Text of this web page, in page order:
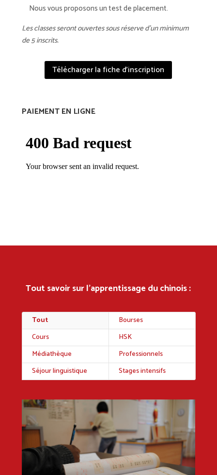
Nous vous proposons un test de placement.
Les classes seront ouvertes sous réserve d’un minimum
de 5 inscrits.
Télécharger la fiche d'inscription
PAIEMENT EN LIGNE
Tout savoir sur l’apprentissage du chinois :
Tout
Bourses
Cours
HSK
Médiathèque
Professionnels
Séjour linguistique
Stages intensifs